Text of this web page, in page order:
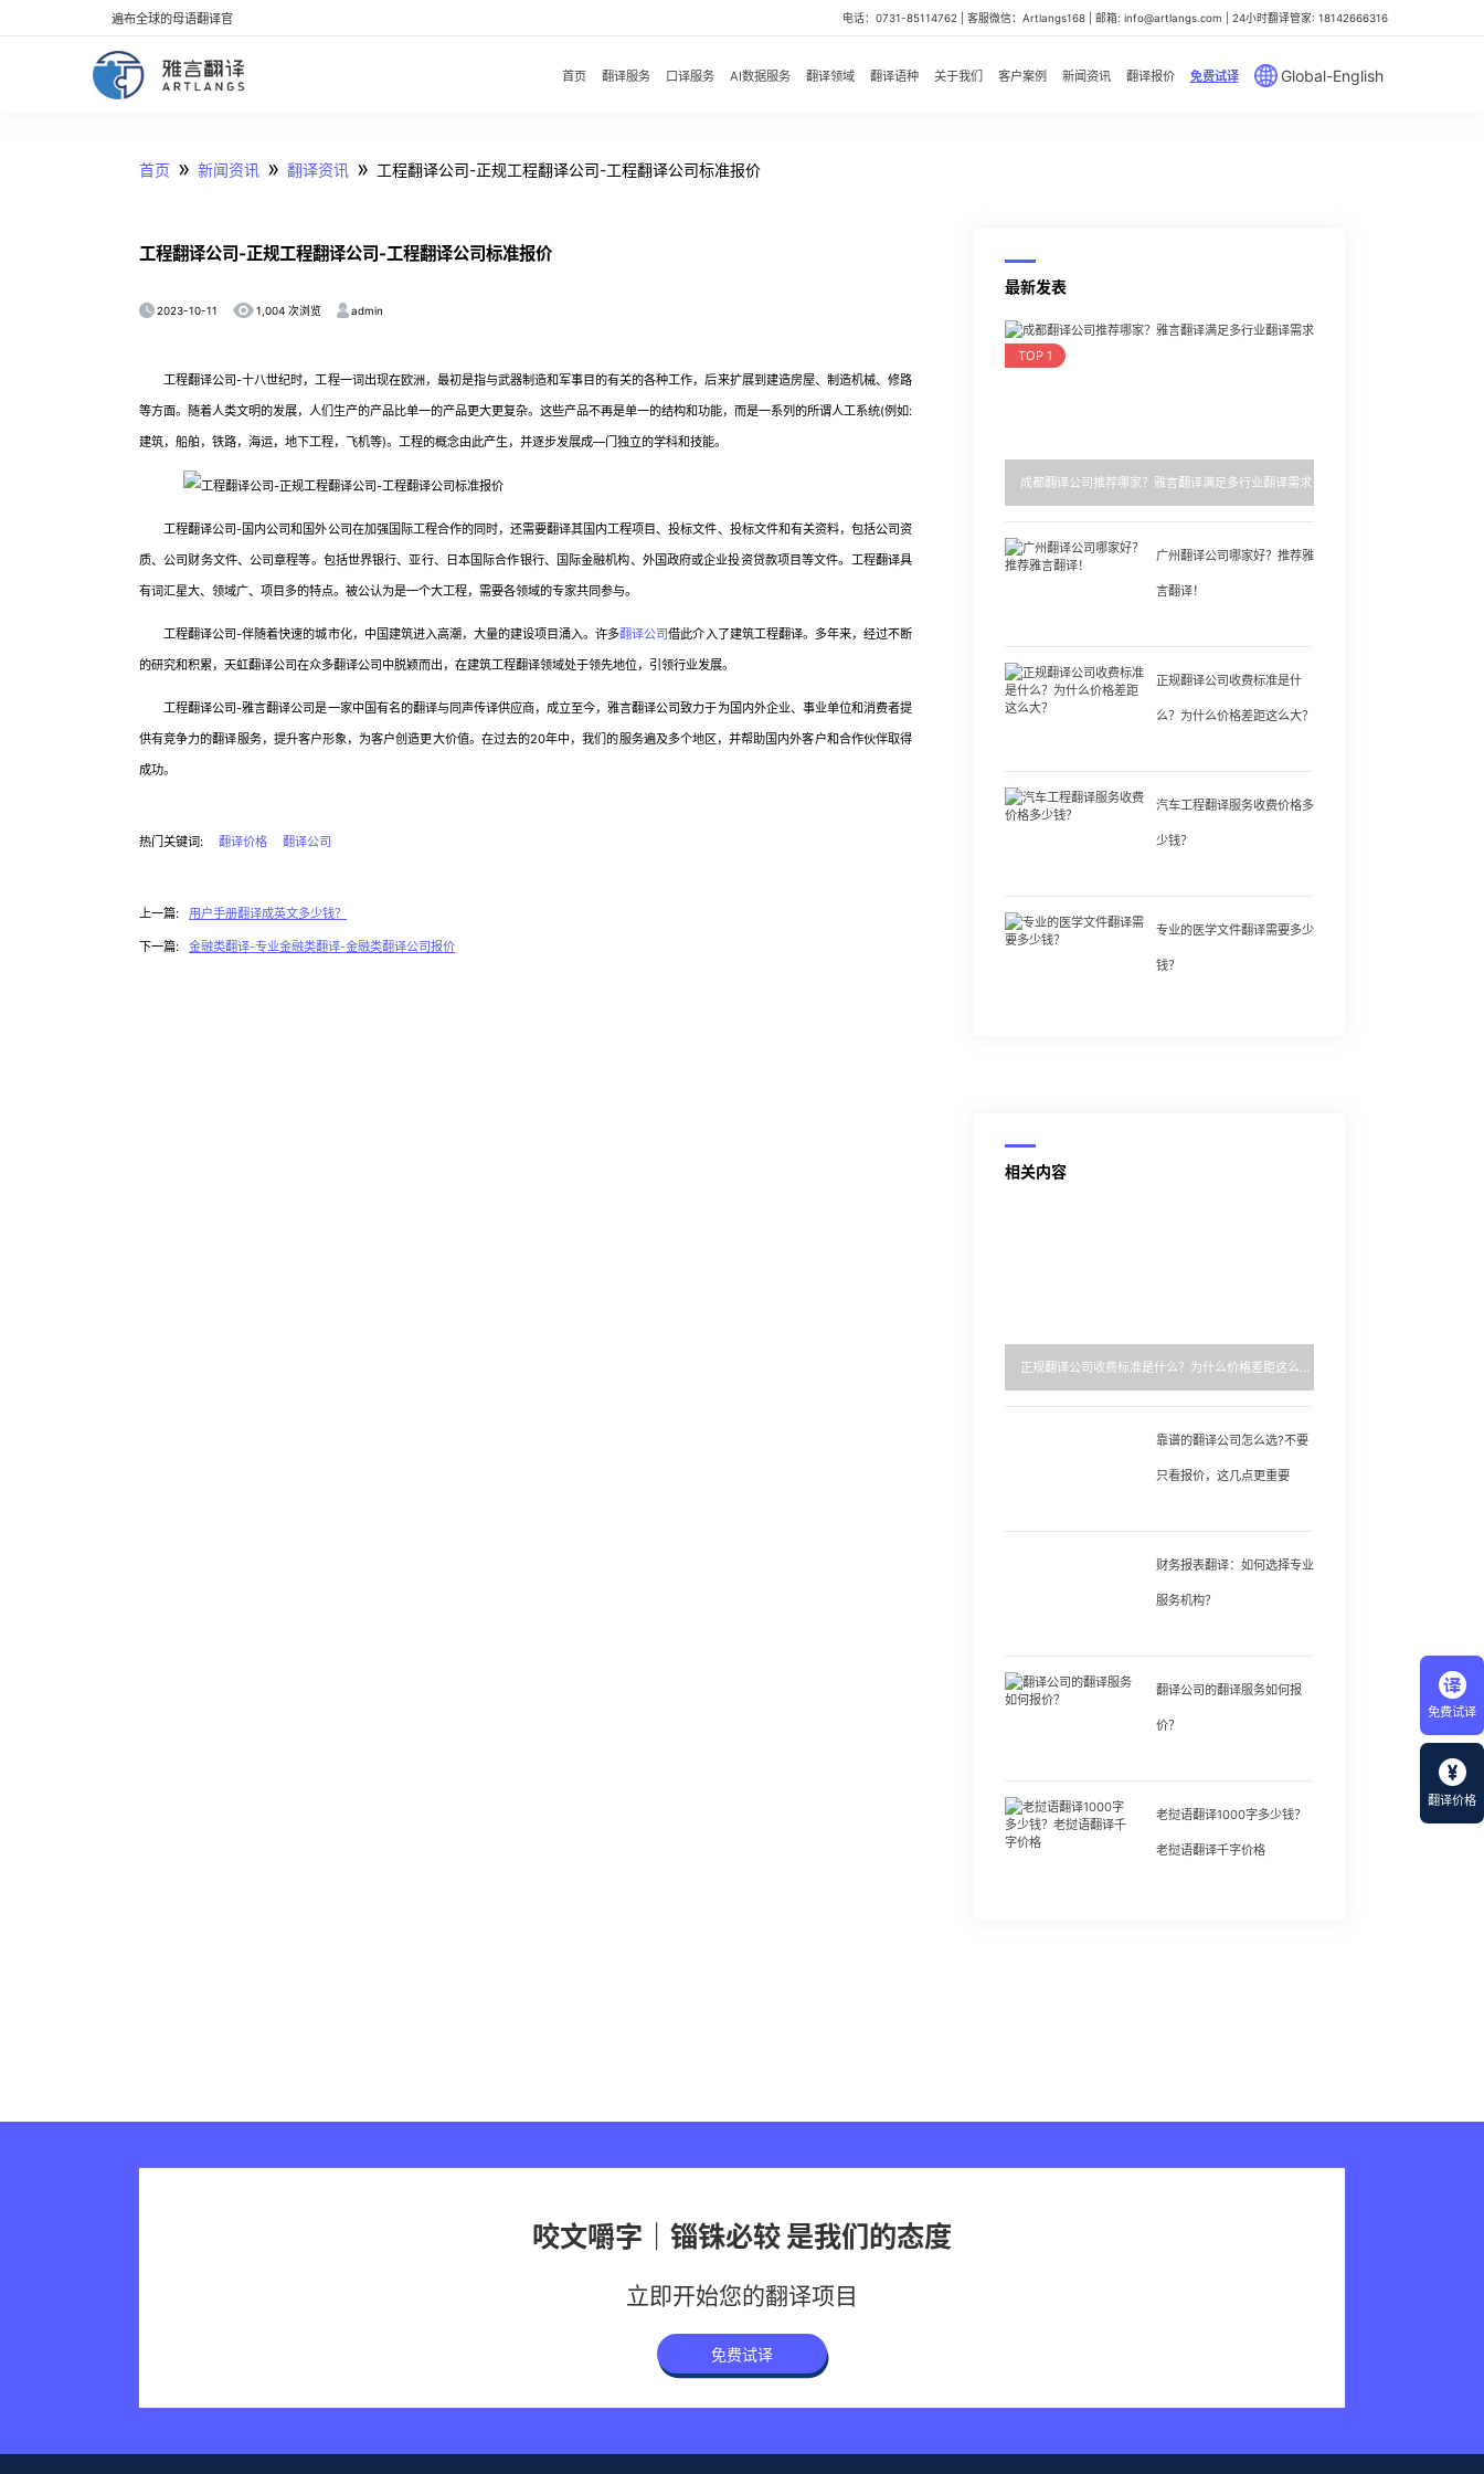
免费试译
翻译价格
遍布全球的母语翻译官 电话：0731-85114762 | 客服微信：Artlangs168 | 邮箱: info@artlangs.com | 24小时翻译管家: 18142666316
首页 翻译服务 口译服务 AI数据服务 翻译领域 翻译语种 关于我们 客户案例 新闻资讯 翻译报价 免费试译 Global-English
首页 » 新闻资讯 » 翻译资讯 » 工程翻译公司-正规工程翻译公司-工程翻译公司标准报价
工程翻译公司-正规工程翻译公司-工程翻译公司标准报价
2023-10-11 1,004 次浏览 admin
工程翻译公司-十八世纪时，工程一词出现在欧洲，最初是指与武器制造和军事目的有关的各种工作，后来扩展到建造房屋、制造机械、修路
等方面。随着人类文明的发展，人们生产的产品比单一的产品更大更复杂。这些产品不再是单一的结构和功能，而是一系列的所谓人工系统(例如:
建筑，船舶，铁路，海运，地下工程，飞机等)。工程的概念由此产生，并逐步发展成—门独立的学科和技能。
工程翻译公司-国内公司和国外公司在加强国际工程合作的同时，还需要翻译其国内工程项目、投标文件、投标文件和有关资料，包括公司资
质、公司财务文件、公司章程等。包括世界银行、亚行、日本国际合作银行、国际金融机构、外国政府或企业投资贷款项目等文件。工程翻译具
有词汇星大、领域广、项目多的特点。被公认为是一个大工程，需要各领域的专家共同参与。
工程翻译公司-伴随着快速的城市化，中国建筑进入高潮，大量的建设项目涌入。许多翻译公司借此介入了建筑工程翻译。多年来，经过不断
的研究和积累，天虹翻译公司在众多翻译公司中脱颖而出，在建筑工程翻译领域处于领先地位，引领行业发展。
工程翻译公司-雅言翻译公司是一家中国有名的翻译与同声传译供应商，成立至今，雅言翻译公司致力于为国内外企业、事业单位和消费者提
供有竞争力的翻译服务，提升客户形象，为客户创造更大价值。在过去的20年中，我们的服务遍及多个地区，并帮助国内外客户和合作伙伴取得
成功。
热门关键词: 翻译价格 翻译公司
上一篇: 用户手册翻译成英文多少钱？
下一篇: 金融类翻译-专业金融类翻译-金融类翻译公司报价
最新发表
TOP 1
成都翻译公司推荐哪家？雅言翻译满足多行业翻译需求
广州翻译公司哪家好？推荐雅
言翻译！
正规翻译公司收费标准是什
么？为什么价格差距这么大？
汽车工程翻译服务收费价格多
少钱？
专业的医学文件翻译需要多少
钱？
相关内容
正规翻译公司收费标准是什么？为什么价格差距这么大？
靠谱的翻译公司怎么选?不要
只看报价，这几点更重要
财务报表翻译：如何选择专业
服务机构？
翻译公司的翻译服务如何报
价？
老挝语翻译1000字多少钱？
老挝语翻译千字价格
咬文嚼字｜锱铢必较 是我们的态度
立即开始您的翻译项目
免费试译